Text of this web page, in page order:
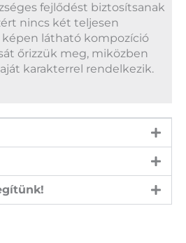
fejlődést biztosítsanak
nincs két teljesen
képen látható kompozíció
őrizzük meg, miközben
karakterrel rendelkezik.